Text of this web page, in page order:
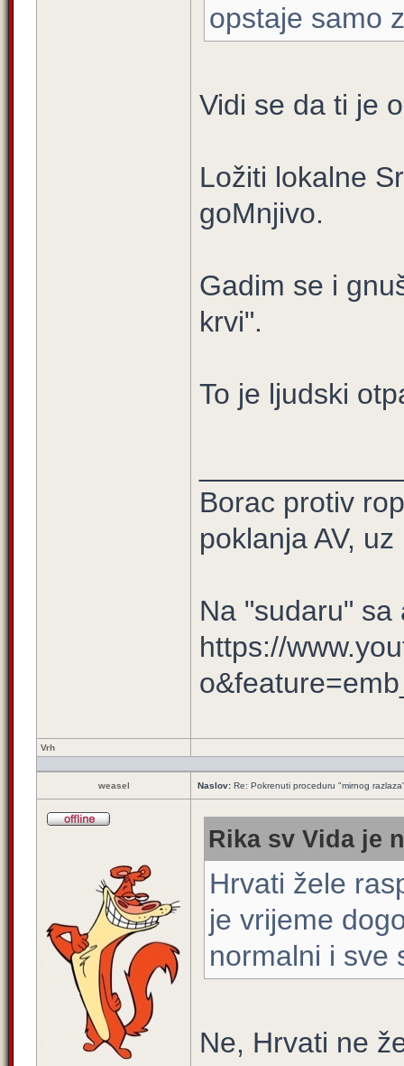
opstaje samo
Vidi se da ti je
Ložiti lokalne
goMnjivo.
Gadim se i
krvi".
To je ljudski
Borac protiv
poklanja AV,
Na "sudaru"
https://
Vrh
weasel Naslov: Re: Pokrenuti proceduru "mirnog
Rika sv Vida je
Hrvati žele
je vrijeme
normalni i sve
Ne, Hrvati ne